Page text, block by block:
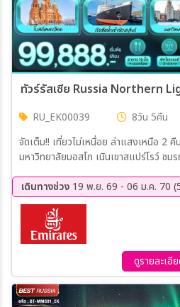
RU_EK00039 8วัน 5คืน
จัดเต็ม!! เที่ยวไม่เหนื่อย ล่าแสงเหนือ 2
มหาวิทยาลัยมอสโก เนินเขาสแปร์โรว์ ช
เลนิน มูร์มันสค์ ชมเรือตัดน้ำแข็งนิวเคลีย
ลากเลื่อนโดยกวางเรนเดียร์ สนุกกับกิจ
Snowmobile นั่งสุนัขพันธุ์ฮัสกี้ลากเลื่อน
เลือด ป้อม Peter & Paul พิพิธภัณฑ์เฮอ
และ มหาวิหารเซนด์ไอแซค
เดินทางช่วง 19 พ.ย. 69 - 06 ม.ค. 70
19 พ.ย. 69 - 26 พ.ย. 69
03 ธ.ค. 69 - 10 ธ.ค. 69
31 ธ.ค. 69 - 06 ม.ค. 70
ดูรายละเอี